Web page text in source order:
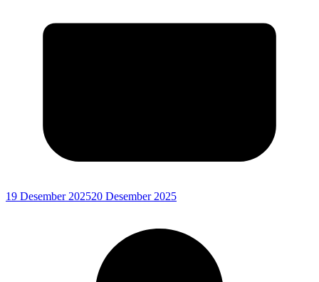
19 Desember 202520 Desember 2025